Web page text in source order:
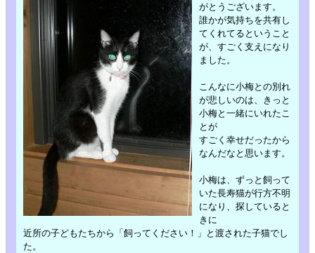
がとうございます。
誰かが気持ちを共有し
てくれてるということ
が、すごく支えになり
ました。
こんなに小梅との別れ
が悲しいのは、きっと
小梅と一緒にいれたこ
とが
すごく幸せだったから
なんだなと思います。
小梅は、ずっと飼って
いた長寿猫が行方不明
になり、探していると
きに
近所の子どもたちから「飼ってください！」と渡された子猫でし
た。